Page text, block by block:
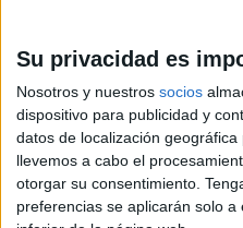
Su privacidad es
Nosotros y nuestros socios
dispositivo para publicidad y
datos de localización
llevemos a cabo el
otorgar su consentimiento.
preferencias se aplicarán solo